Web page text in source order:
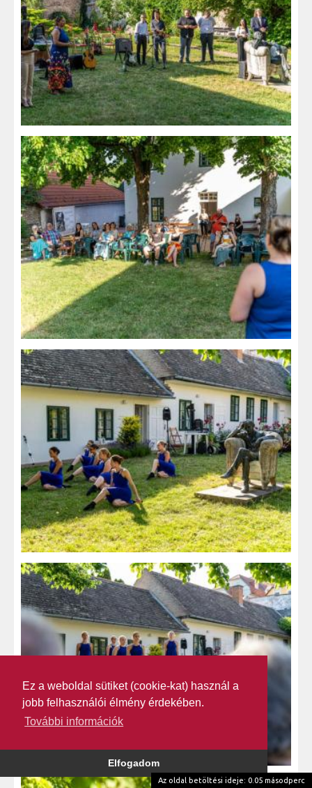
Ez a weboldal sütiket (cookie-kat) használ a
jobb felhasználói élmény érdekében.
További információk
Elfogadom
Az oldal betöltési ideje: 0.05 másodperc